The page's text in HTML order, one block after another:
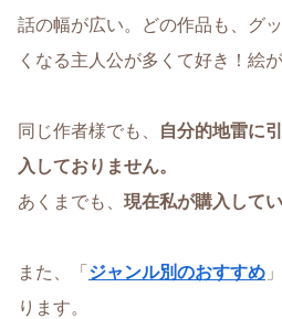
話の幅が広い。どの作品も、グ
くなる主人公が多くて好き！絵
同じ作者様でも、
自分的地雷に
入しておりません。
あくまでも、 現在私が購入して
また、「 ジャンル別のおすすめ
ります。